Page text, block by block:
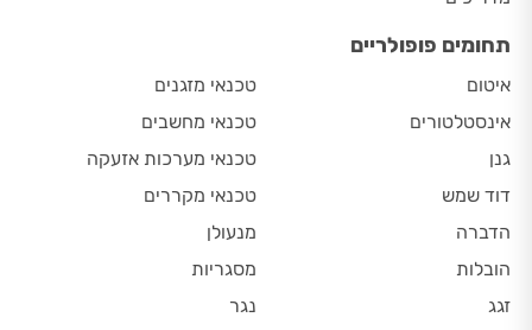
תחומים פופולריים
איטום
אינסטלטורים
גנן
דוד שמש
הדברה
הובלות
זגג
טכנאי מזגנים
טכנאי מחשבים
טכנאי מערכות אזעקה
טכנאי מקררים
מנעולן
מסגריות
נגר